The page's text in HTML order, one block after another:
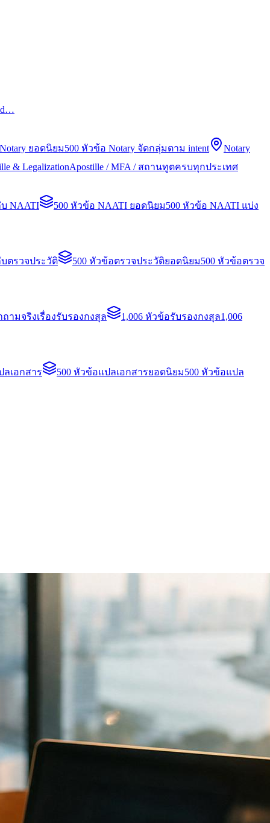
ยอดนิยม500 หัวข้อ Notary จัดกลุ่มตาม intent
Notary
& LegalizationApostille / MFA / สถานทูตครบทุกประเทศ
NAATI 500 หัวข้อ NAATI ยอดนิยม500 หัวข้อ NAATI แบ่ง
ตรวจประวัติ 500 หัวข้อตรวจประวัติยอดนิยม500 หัวข้อตรวจ
ถามจริงเรื่องรับรองกงสุล 1,006 หัวข้อรับรองกงสุล1,006
ลเอกสาร 500 หัวข้อแปลเอกสารยอดนิยม500 หัวข้อแปล